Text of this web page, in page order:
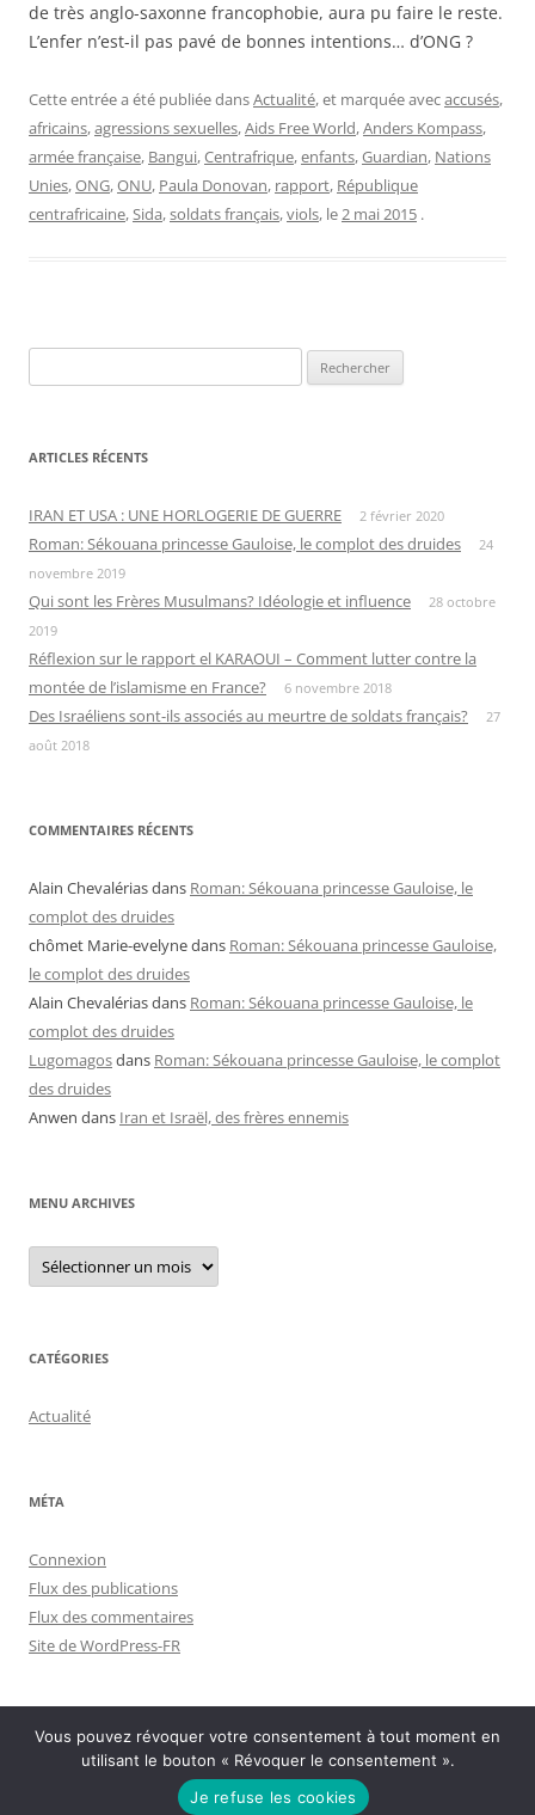
de très anglo-saxonne francophobie, aura pu faire le reste.
L’enfer n’est-il pas pavé de bonnes intentions… d’ONG ?
Cette entrée a été publiée dansActualité, et marquée avecaccusés,
africains,agressions sexuelles,Aids Free World,Anders Kompass,
armée française, Bangui,Centrafrique,enfants,Guardian, Nations
Unies,ONG,ONU, Paula Donovan, rapport, République
centrafricaine,Sida,soldats français,viols, le2 mai 2015 .
ARTICLES RÉCENTS
IRAN ET USA : UNE HORLOGERIE DE GUERRE 2 février 2020
Roman: Sékouana princesse Gauloise, le complot des druides
24
novembre 2019
Qui sont les Frères Musulmans? Idéologie et influence
28 octobre
2019
Réflexion sur le rapport el KARAOUI – Comment lutter contre la
montée de l’islamisme en France?
6 novembre 2018
Des Israéliens sont-ils associés au meurtre de soldats français?
27
août 2018
COMMENTAIRES RÉCENTS
Alain Chevalériasdans Roman: Sékouana princesse Gauloise, le
complot des druides
chômet Marie-evelynedans Roman: Sékouana princesse Gauloise,
le complot des druides
Alain Chevalériasdans Roman: Sékouana princesse Gauloise, le
complot des druides
Lugomagosdans Roman: Sékouana princesse Gauloise, le complot
des druides
Anwen dans Iran et Israël, des frères ennemis
MENU ARCHIVES
Menu
archives
CATÉGORIES
Actualité
MÉTA
Connexion
Flux des publications
Flux des commentaires
Site de WordPress-FR
Politique de confidentialité Fièrement propulsé par WordPress
Vous pouvez révoquer votre consentement à tout moment en
utilisant le bouton « Révoquer le consentement ».
Je refuse les cookies